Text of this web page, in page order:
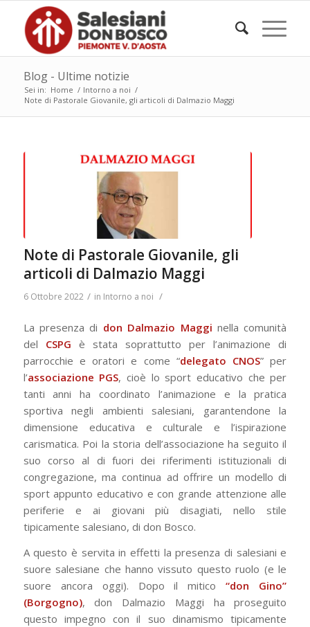
Blog - Ultime notizie
Sei in: Home / Intorno a noi /
Note di Pastorale Giovanile, gli articoli di Dalmazio Maggi
Note di Pastorale Giovanile, gli
articoli di Dalmazio Maggi
6 Ottobre 2022 / in Intorno a noi /
La presenza di don Dalmazio Maggi nella comunità
del CSPG è stata soprattutto per l’animazione di
parrocchie e oratori e come “delegato CNOS” per
l’associazione PGS, cioè lo sport educativo che per
tanti anni ha coordinato l’animazione e la pratica
sportiva negli ambienti salesiani, garantendone la
dimensione educativa e culturale e l’ispirazione
carismatica. Poi la storia dell’associazione ha seguito il
suo corso al di fuori dei riferimenti istituzionali di
congregazione, ma continua ad offrire un modello di
sport appunto educativo e con grande attenzione alle
periferie e ai giovani più disagiati, nello stile
tipicamente salesiano, di don Bosco.
A questo è servita in effetti la presenza di salesiani e
suore salesiane che hanno vissuto questo ruolo (e le
suore ancora oggi). Dopo il mitico “don Gino”
(Borgogno), don Dalmazio Maggi ha proseguito
questo impegno con il suo dinamismo tipicamente